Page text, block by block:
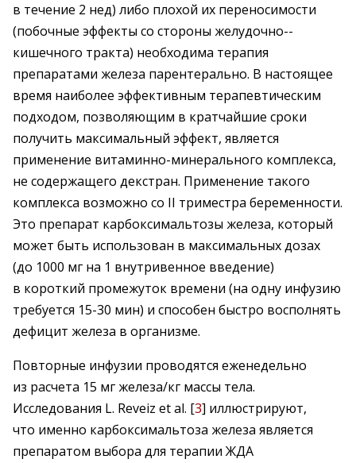
в течение 2 нед) либо плохой их перено­симости
(побочные эффекты со стороны желудочно-­
кишечного тракта) необходима терапия
препаратами железа парентерально. В настоящее
время наиболее эффективным терапевтическим
подходом, позволя­ющим в кратчайшие сроки
получить максимальный эффект, является
применение витаминно-минерального комплекса,
не содержащего декстран. Применение такого
комплекса возможно со II триместра беременности.
Это препарат карбоксимальтозы железа, который
может быть использован в мак­симальных дозах
(до 1000 мг на 1 внутривенное введение)
в короткий промежуток времени (на одну инфузию
требуется 15-30 мин) и способен быстро восполнять
дефицит железа в организме.
Повторные инфузии проводятся еже­недельно
из расчета 15 мг железа/кг массы тела.
Исследования L. Revеiz et al. [3] иллюстрируют,
что именно карбоксимальтоза железа является
препаратом выбора для тера­пии ЖДА